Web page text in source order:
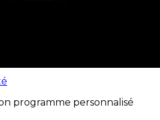
programme personnalisé